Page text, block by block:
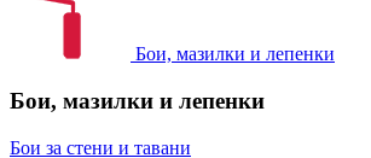
Бои, мазилки и лепенки
Бои, мазилки и лепенки
Бои за стени и тавани